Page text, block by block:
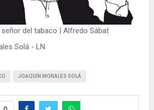
señor del tabaco | Alfredo Sábat
Solá - LN
JOAQUÍN MORALES SOLÁ